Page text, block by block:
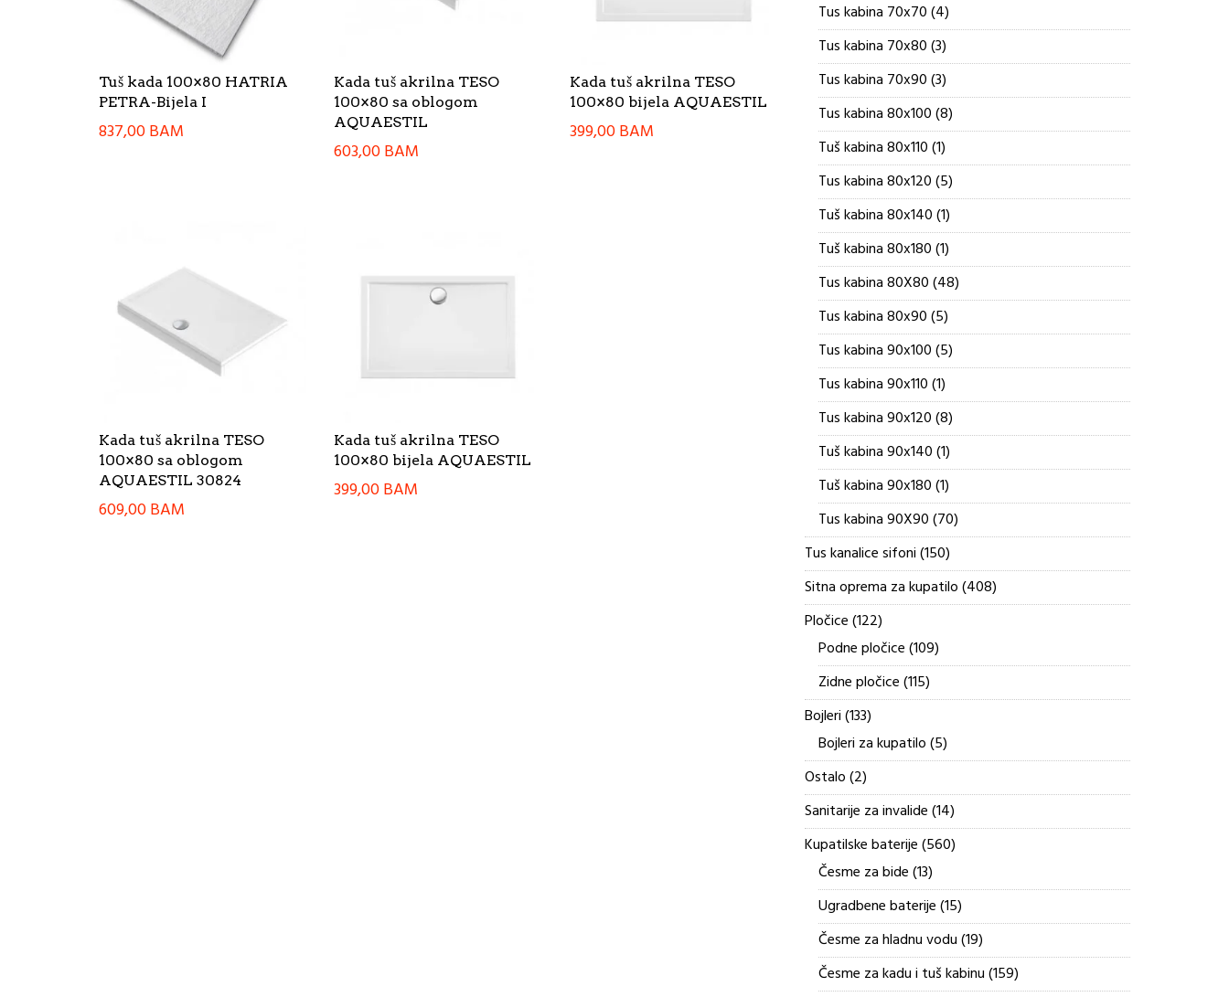
Tuš kada 100×80 HATRIA
PETRA-Bijela I
837,00BAM
Kada tuš akrilna TESO
100×80 sa oblogom
AQUAESTIL
603,00BAM
Kada tuš akrilna TESO
100×80 bijela AQUAESTIL
399,00BAM
Kada tuš akrilna TESO
100×80 sa oblogom
AQUAESTIL 30824
609,00BAM
Kada tuš akrilna TESO
100×80 bijela AQUAESTIL
399,00BAM
Tus kabina 70x70 44
proizvoda
Tus kabina 70x80 33
proizvoda
Tus kabina 70x90 33
proizvoda
Tus kabina 80x100 88
proizvoda
Tuš kabina 80x110 11
proizvod
Tus kabina 80x120 55
proizvoda
Tuš kabina 80x140 11
proizvod
Tuš kabina 80x180 11
proizvod
Tus kabina 80X80 4848
proizvoda
Tus kabina 80x90 55
proizvoda
Tus kabina 90x100 55
proizvoda
Tus kabina 90x110 11
proizvod
Tus kabina 90x120 88
proizvoda
Tuš kabina 90x140 11
proizvod
Tuš kabina 90x180 11
proizvod
Tus kabina 90X90 7070
proizvoda
Tus kanalice sifoni 150150
proizvoda
Sitna oprema za kupatilo 408408
proizvoda
Pločice 122122
proizvoda
Podne pločice 109109
proizvoda
Zidne pločice 115115
proizvoda
Bojleri 133133
proizvoda
Bojleri za kupatilo 55
proizvoda
Ostalo 22
proizvoda
Sanitarije za invalide 1414
proizvoda
Kupatilske baterije 560560
Česme za bide 1313
proizvoda
Ugradbene baterije 1515
proizvoda
Česme za hladnu vodu 1919
proizvoda
Česme za kadu i tuš kabinu 159159